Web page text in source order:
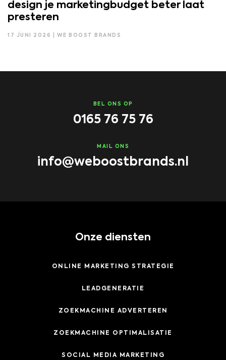
design je marketingbudget beter laat
presteren
17 JUNI 2026 | WE BOOST BRANDS
BEL ONS OP
0165 76 75 76
MAIL ONS
info@weboostbrands.nl
Onze diensten
ONLINE MARKETING STRATEGIE
LEADGENERATIE
ZOEKMACHINE ADVERTEREN
ZOEKMACHINE OPTIMALISATIE
SOCIAL MEDIA MARKETING